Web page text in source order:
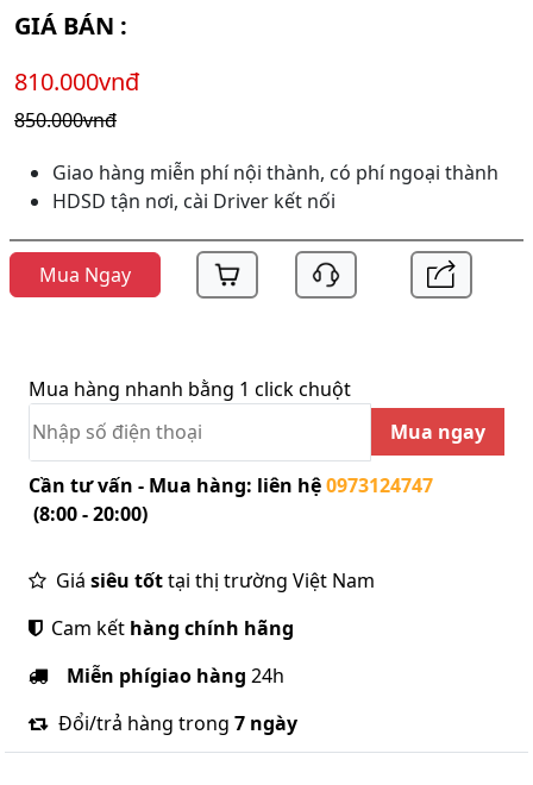
GIÁ BÁN :
810.000vnđ
850.000vnđ
Giao hàng miễn phí nội thành, có phí ngoại thành
HDSD tận nơi, cài Driver kết nối
Mua Ngay
Mua hàng nhanh bằng 1 click chuột
Mua ngay
Cần tư vấn - Mua hàng: liên hệ0973124747
(8:00 - 20:00)
Giá siêu tốttại thị trường Việt Nam
Cam kết hàng chính hãng
Miễn phígiao hàng 24h
Đổi/trả hàng trong 7 ngày